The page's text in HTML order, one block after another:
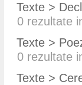
Texte >
0 rezultate
Texte >
0 rezultate
Texte >